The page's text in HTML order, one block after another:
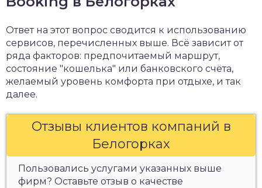
Ответ на этот вопрос сводится к использованию
сервисов, перечисленных выше. Всё зависит от
ряда факторов: предпочитаемый маршрут,
состояние "кошелька" или банковского счёта,
желаемый уровень комфорта при отдыхе, и так
далее.
Отзывы клиентов компаний в
Белогорках
Пользовались услугами указанных выше
фирм? Оставьте отзыв о качестве